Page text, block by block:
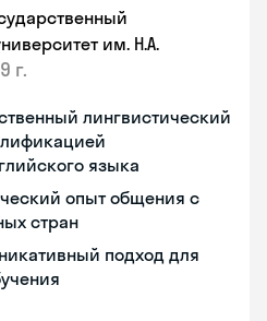
им. Н.А.
г.
лингвистический
языка
опыт общения с
стран
подход для